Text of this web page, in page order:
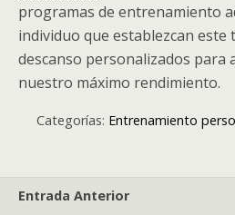
programas de entrenamiento
individuo que establezcan este
descanso personalizados para
nuestro máximo rendimiento.
Categorías: Entrenamiento
Entrada Anterior